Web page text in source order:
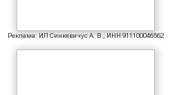
Реклама: ИП Синкявичус А. В., ИНН 911100046562